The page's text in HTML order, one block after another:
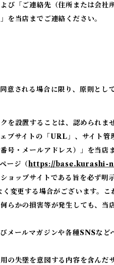
び「ご連絡先（住所または会社
を当店までご連絡ください。
意される場合に限り、原則として
を設置することは、認められま
ブサイトの「URL」、サイト管
号・メールアドレス）」を当店
ージ（https://base.kurashi-
ョップサイトである旨を必ず明
変更する場合がございます。
らかの損害等が発生しても、当
メールマガジンや各種SNSなど
の失墜を意図する内容を含んだサ